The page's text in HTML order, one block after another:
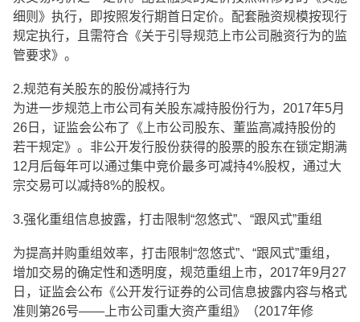
细则》执行，即按照发行期首日定价。配套融资规模按现行
规定执行，且需符合《关于引导规范上市公司融资行为的监
管要求》。
2.规范有关股东的股份减持行为
为进一步规范上市公司有关股东减持股份行为，2017年5月
26日，证监会公布了《上市公司股东、董监高减持股份的
若干规定》。非公开发行股份获得的股票的股东在锁定期满
12月后每年可以通过集中竞价最多可减持4%股权，通过大
宗交易可以减持8%的股权。
3.强化重组信息披露，打击限制“忽悠式”、“跟风式”重组
为提高并购重组效率，打击限制“忽悠式”、“跟风式”重组，
增加交易的确定性和透明度，规范重组上市，2017年9月27
日，证监会公布《公开发行证券的公司信息披露内容与格式
准则第26号——上市公司重大资产重组》（2017年修